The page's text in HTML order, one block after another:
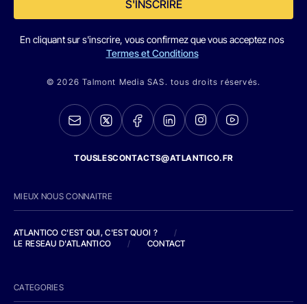
S'INSCRIRE
En cliquant sur s'inscrire, vous confirmez que vous acceptez nos
Termes et Conditions
© 2026 Talmont Media SAS. tous droits réservés.
TOUSLESCONTACTS@ATLANTICO.FR
MIEUX NOUS CONNAITRE
ATLANTICO C'EST QUI, C'EST QUOI ?
/
LE RESEAU D'ATLANTICO
/ CONTACT
CATEGORIES